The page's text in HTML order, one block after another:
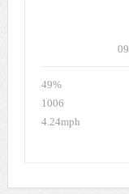
49%
1006
4.24mph